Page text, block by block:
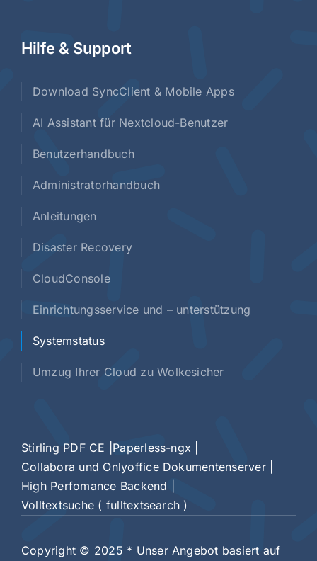
Hilfe & Support
Download SyncClient & Mobile Apps
AI Assistant für Nextcloud-Benutzer
Benutzerhandbuch
Administratorhandbuch
Anleitungen
Disaster Recovery
CloudConsole
Einrichtungsservice und – unterstützung
Systemstatus
Umzug Ihrer Cloud zu Wolkesicher
Stirling PDF CE | Paperless-ngx |
Collabora und Onlyoffice Dokumentenserver |
High Perfomance Backend |
Volltextsuche ( fulltextsearch )
Copyright © 2025 * Unser Angebot basiert auf